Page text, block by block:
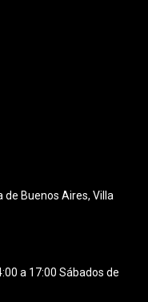
de Buenos Aires, Villa
a 17:00 Sábados de